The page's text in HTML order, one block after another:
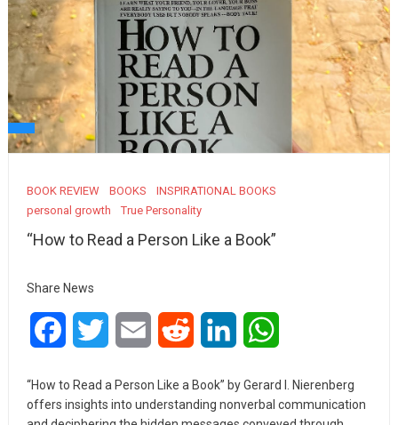
BOOK REVIEW BOOKS
INSPIRATIONAL BOOKS
personal growth
True Personality
“How to Read a Person Like a Book”
Share News
FacebookTwitter Email Reddit LinkedIn
“How to Read a Person Like a Book” by Gerard I. Nierenberg
offers insights into understanding nonverbal communication